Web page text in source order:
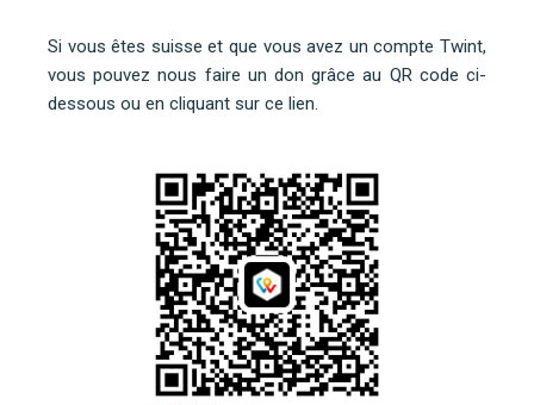
Si vous êtes suisse et que vous avez un compte Twint,
vous pouvez nous faire un don grâce au QR code ci-
dessous ou en cliquant sur ce lien.